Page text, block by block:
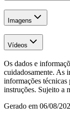
Imagens
Vídeos
Os dados e
cuidadosamente. As
informações técnicas
instruções. Sujeito a
Gerado em 06/08/